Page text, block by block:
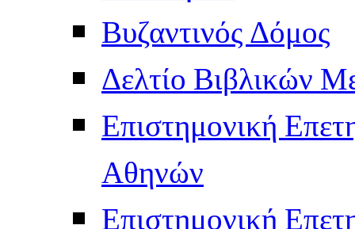
Βυζαντινός Δόμος
Δελτίο Βιβλικών
Επιστημονική
Αθηνών
Επιστημονική